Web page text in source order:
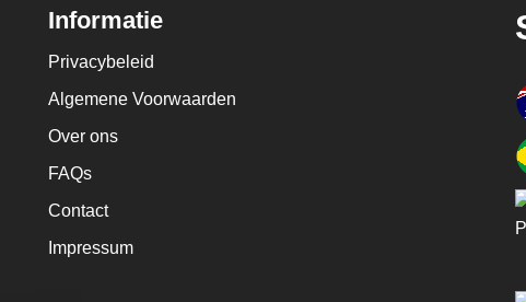
Informatie
Privacybeleid
Algemene Voorwaarden
Over ons
FAQs
Contact
Impressum